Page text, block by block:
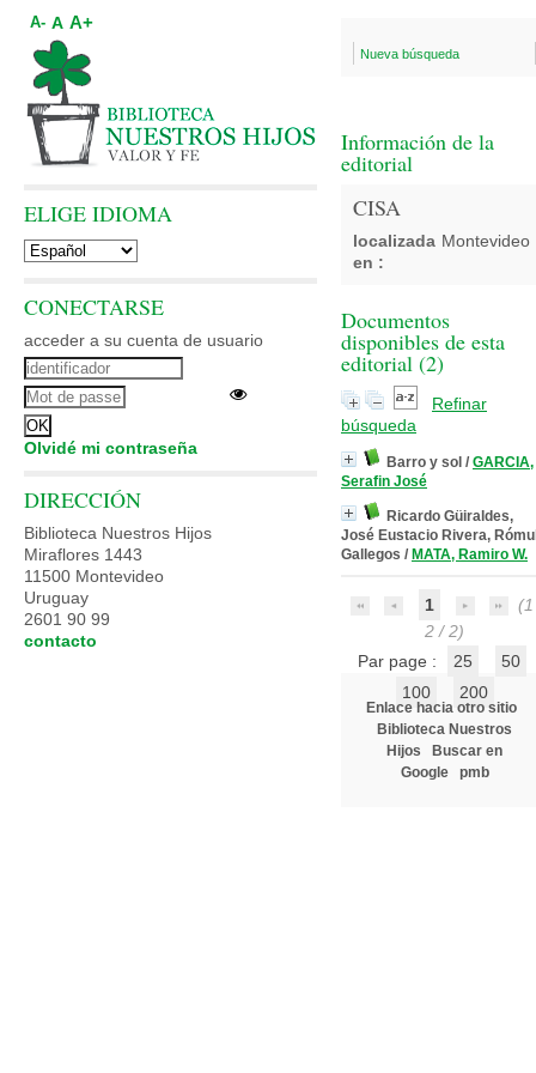
Nueva búsqueda
Información de la
editorial
CISA
localizada
en :
Montevideo
Documentos
disponibles de esta
editorial (2)
Refinar
búsqueda
Barro y sol / GARCIA,
Serafin José
Ricardo Güiraldes,
José Eustacio Rivera,
Gallegos / MATA, Ramiro W.
1
2 / 2)
Par page :
25
50
100
200
Enlace hacia otro sitio
Biblioteca Nuestros
Hijos
Buscar en
Google
pmb
A- A A+
ELIGE IDIOMA
CONECTARSE
acceder a su cuenta de usuario
Olvidé mi contraseña
DIRECCIÓN
Biblioteca Nuestros Hijos
Miraflores 1443
11500 Montevideo
Uruguay
2601 90 99
contacto